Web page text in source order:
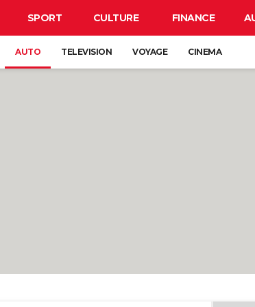
SPORT CULTURE FINANCE
AUTO TELEVISION VOYAGE CINEMA